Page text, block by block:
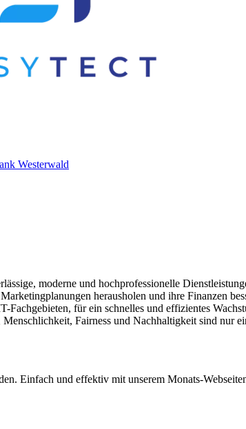
Westerwald
moderne und hochprofessionelle
herausholen und ihre Finanzen
Fachgebieten, für ein schnelles und effizientes
Fairness und Nachhaltigkeit sind nur
Einfach und effektiv mit unserem Monats-